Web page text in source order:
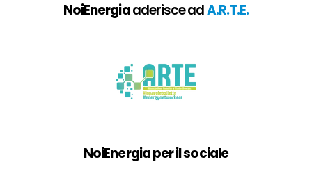
NoiEnergiaaderisce adA.R.T.E.
NoiEnergia per il sociale